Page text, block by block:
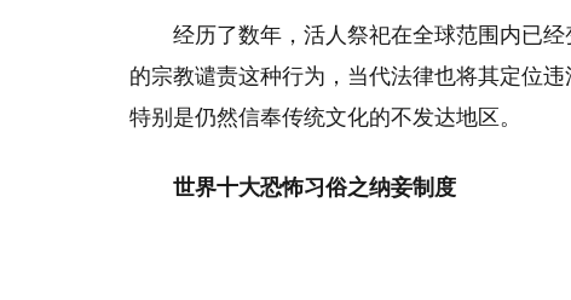
经历了数年，活人祭祀在全球范围内已
的宗教谴责这种行为，当代法律也将其定位
特别是仍然信奉传统文化的不发达地区。
世界十大恐怖习俗之纳妾制度